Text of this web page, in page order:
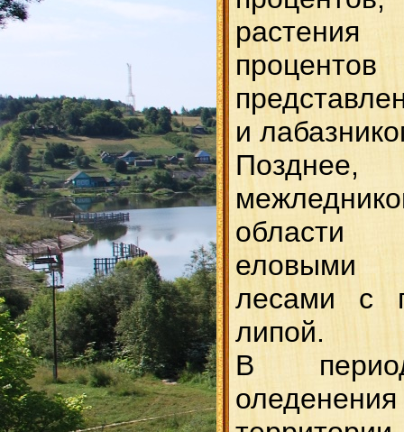
растения
и
области
еловыми
лесами с
липой.
В